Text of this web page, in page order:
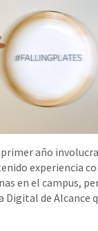
año
experiencia
en el campus,
Digital de Alcance